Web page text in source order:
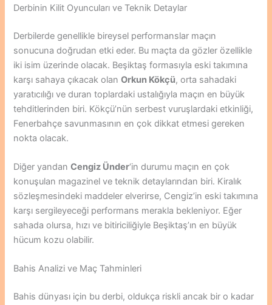
Derbinin Kilit Oyuncuları ve Teknik Detaylar
Derbilerde genellikle bireysel performanslar maçın
sonucuna doğrudan etki eder. Bu maçta da gözler özellikle
iki isim üzerinde olacak. Beşiktaş formasıyla eski takımına
karşı sahaya çıkacak olanOrkun Kökçü, orta sahadaki
yaratıcılığı ve duran toplardaki ustalığıyla maçın en büyük
tehditlerinden biri. Kökçü’nün serbest vuruşlardaki etkinliği,
Fenerbahçe savunmasının en çok dikkat etmesi gereken
nokta olacak.
Diğer yandanCengiz Ünder‘in durumu maçın en çok
konuşulan magazinel ve teknik detaylarından biri. Kiralık
sözleşmesindeki maddeler elverirse, Cengiz’in eski takımına
karşı sergileyeceği performans merakla bekleniyor. Eğer
sahada olursa, hızı ve bitiriciliğiyle Beşiktaş’ın en büyük
hücum kozu olabilir.
Bahis Analizi ve Maç Tahminleri
Bahis dünyası için bu derbi, oldukça riskli ancak bir o kadar